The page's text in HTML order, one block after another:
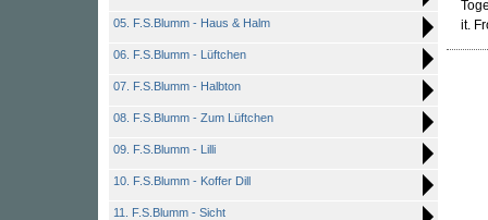
05. F.S.Blumm - Haus & Halm
06. F.S.Blumm - Lüftchen
07. F.S.Blumm - Halbton
08. F.S.Blumm - Zum Lüftchen
09. F.S.Blumm - Lilli
10. F.S.Blumm - Koffer Dill
11. F.S.Blumm - Sicht
it.